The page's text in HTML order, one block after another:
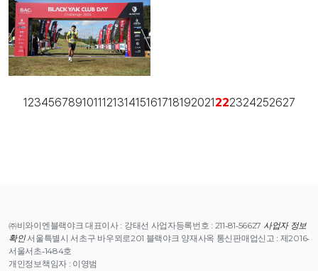
123456789101112131415161718192021222324252627
㈜비와이엔블랙야크 대표이사 : 강태선 사업자등록번호 : 211-81-56627 사업자 정보
확인서울특별시 서초구 바우뫼로201 블랙야크 양재사옥 통신판매업신고 : 제2016-
서울서초-1484호
개인정보책임자 : 이영범